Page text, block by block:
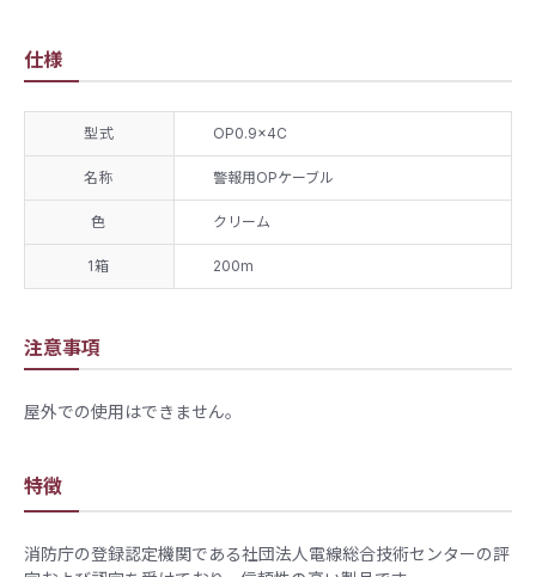
仕様
型式 OP0.9×4C
名称 警報用OPケーブル
色 クリーム
1箱 200m
注意事項
屋外での使用はできません。
特徴
消防庁の登録認定機関である社団法人電線総合技術センターの評